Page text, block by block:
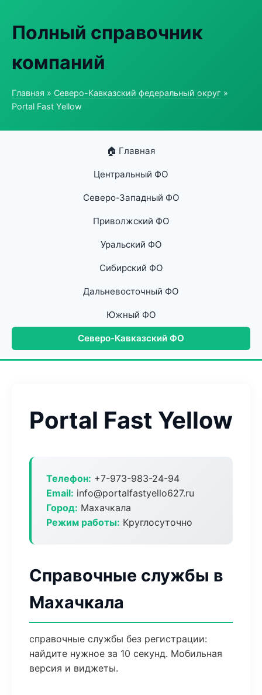
Полный справочник
компаний
Главная » Северо-Кавказский федеральный округ »
Portal Fast Yellow
🏠 Главная
Центральный ФО
Северо-Западный ФО
Приволжский ФО
Уральский ФО
Сибирский ФО
Дальневосточный ФО
Южный ФО
Северо-Кавказский ФО
Portal Fast Yellow
Телефон: +7-973-983-24-94
Email: info@portalfastyello627.ru
Город: Махачкала
Режим работы: Круглосуточно
Справочные службы в
Махачкала
справочные службы без регистрации:
найдите нужное за 10 секунд. Мобильная
версия и виджеты.